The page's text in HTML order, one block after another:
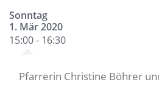
Sonntag
1. Mär 2020
15:00 - 16:30
Pfarrerin Christine Böhrer